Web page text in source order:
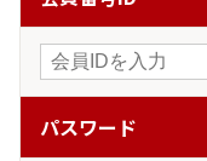
パスワード